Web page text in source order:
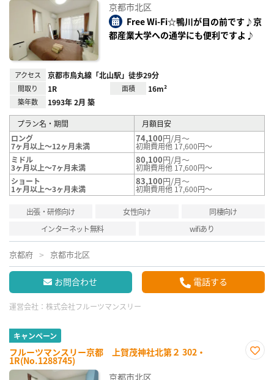
録
京都市北区
Free Wi-Fi☆鴨川が目の前です♪京
都産業大学への通学にも便利ですよ♪
アクセス 京都市烏丸線「北山駅」徒歩29分
間取り 1R 面積 16m²
築年数 1993年 2月 築
プラン名・期間
月額目安
ロング
7ヶ月以上～12ヶ月未満
74,100円/月～
初期費用他 17,600円～
ミドル
3ヶ月以上～7ヶ月未満
80,100円/月～
初期費用他 17,600円～
ショート
1ヶ月以上～3ヶ月未満
83,100円/月～
初期費用他 17,600円～
出張・研修向け 女性向け
同棲向け
インターネット無料
wifiあり
京都府 京都市北区
お問合わせ 電話する
運営会社： 株式会社フルーツマンスリー
キャンペーン
フルーツマンスリー京都 上賀茂神社北第２ 302・
1R(No.1288745)
京都市北区